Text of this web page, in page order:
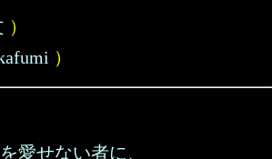
）
）
愛せない者に、